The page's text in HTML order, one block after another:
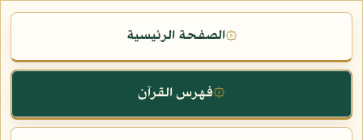
۞الصفحة الرئيسية
۞فهرس القرآن